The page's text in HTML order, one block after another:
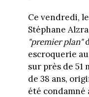
Ce vendredi,
Stéphane
"premier plan"
escroquerie
sur près de 51
de 38 ans,
été condamné